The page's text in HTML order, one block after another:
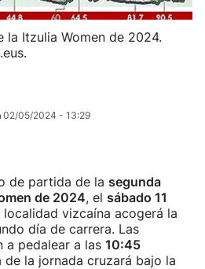
la Itzulia Women de 2024.
02/05/2024 - 13:29
de partida de la segunda
de 2024, el sábado 11
vizcaína acogerá la
día de carrera. Las
a pedalear a las 10:45
de la jornada cruzará bajo la